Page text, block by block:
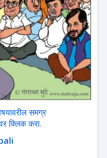
समग्र
क्लिक करा.